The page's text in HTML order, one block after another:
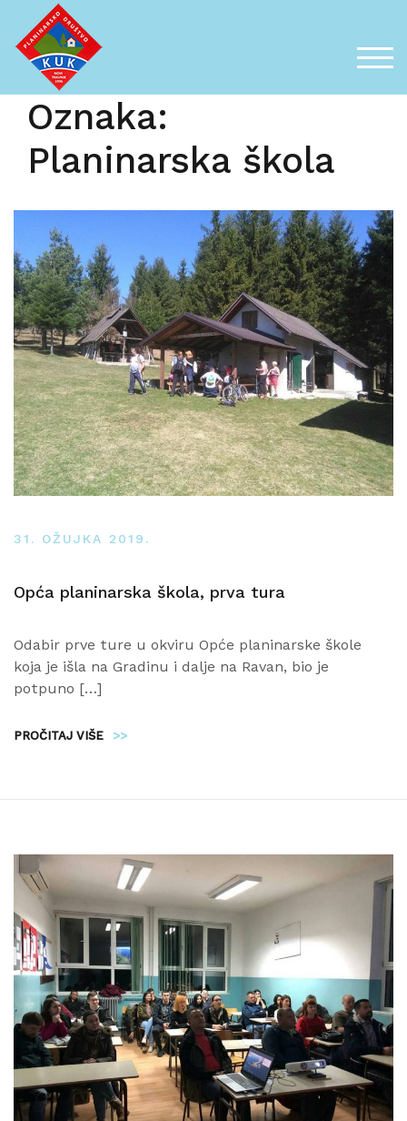
content
Oznaka:
Planinarska škola
31. OŽUJKA 2019.
Opća planinarska škola, prva tura
Odabir prve ture u okviru Opće planinarske škole
koja je išla na Gradinu i dalje na Ravan, bio je
potpuno […]
PROČITAJ VIŠE >>